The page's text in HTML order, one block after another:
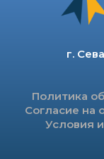
г.
Политика
Согласие на
Условия